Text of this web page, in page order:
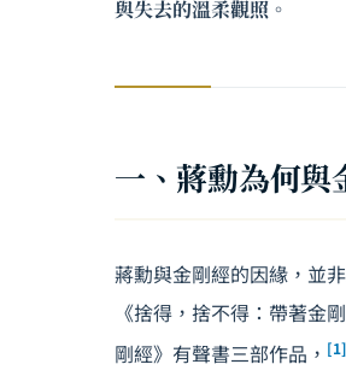
與失去的溫柔觀照。
一、蔣勳為何與
蔣勳與金剛經的因緣，並
《捨得，捨不得：帶著金
剛經》有聲書三部作品， [1]